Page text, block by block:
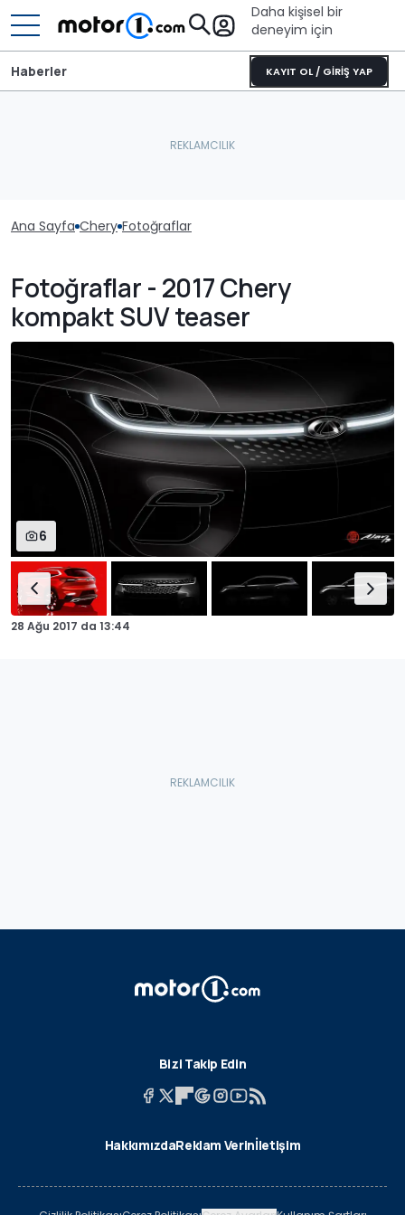
Daha kişisel bir
deneyim için
KAYIT OL / GİRİŞ YAP
Haberler
Ana Sayfa Chery Fotoğraflar
Fotoğraflar - 2017 Chery
kompakt SUV teaser
6
28 Ağu 2017 da 13:44
Bizi Takip Edin
HakkımızdaReklam Verinİletişim